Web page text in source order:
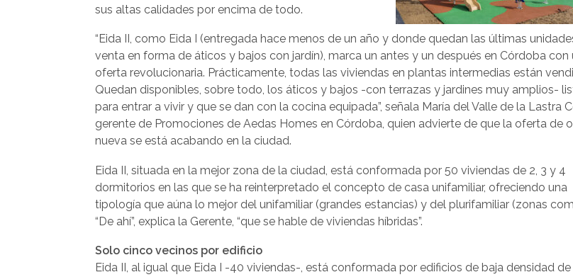
sus altas calidades por encima de todo.
“Eida II, como Eida I (entregada hace menos de un año y donde quedan las últimas
venta en forma de áticos y bajos con jardín), marca un antes y un después en Córdoba con
oferta revolucionaria. Prácticamente, todas las viviendas en plantas intermedias están
Quedan disponibles, sobre todo, los áticos y bajos -con terrazas y jardines muy amplios-
para entrar a vivir y que se dan con la cocina equipada”, señala María del Valle de la Lastra
gerente de Promociones de Aedas Homes en Córdoba, quien advierte de que la oferta de
nueva se está acabando en la ciudad.
Eida II, situada en la mejor zona de la ciudad, está conformada por 50 viviendas de 2, 3 y 4
dormitorios en las que se ha reinterpretado el concepto de casa unifamiliar, ofreciendo una
tipología que aúna lo mejor del unifamiliar (grandes estancias) y del plurifamiliar (zonas
“De ahí”, explica la Gerente, “que se hable de viviendas híbridas”.
Solo cinco vecinos por edificio
Eida II, al igual que Eida I -40 viviendas-, está conformada por edificios de baja densidad